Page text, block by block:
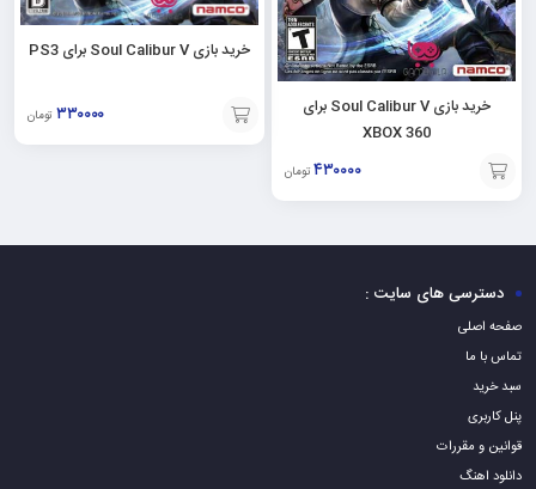
خرید بازی Soul Calibur V برای
XBOX 360
۴۳۰۰۰۰ تومان
افزودن
به
خرید بازی Soul Calibur V برای PS3
۳۳۰۰۰۰ تومان
افزودن
دسترسی های سایت :
صفحه اصلی
تماس با ما
سبد خرید
پنل کاربری
قوانین و مقررات
دانلود اهنگ